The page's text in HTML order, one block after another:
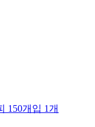
150개입 1개